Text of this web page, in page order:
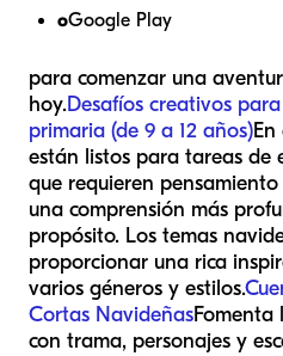
oGoogle Play
para comenzar una
hoy.Desafíos creativos
primaria (de 9 a 12 años)
están listos para tareas de
que requieren
una comprensión más
propósito. Los temas
proporcionar una rica
varios géneros y estilos.
Cortas Navideñas
con trama, personajes y